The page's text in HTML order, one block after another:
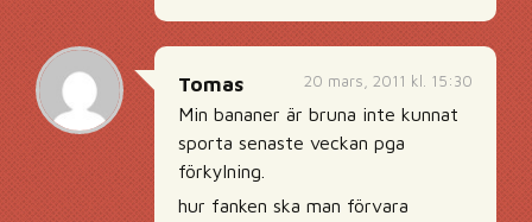
20 mars, 2011 kl. 15:30
Tomas
Min bananer är bruna inte kunnat
sporta senaste veckan pga
förkylning.
hur fanken ska man förvara